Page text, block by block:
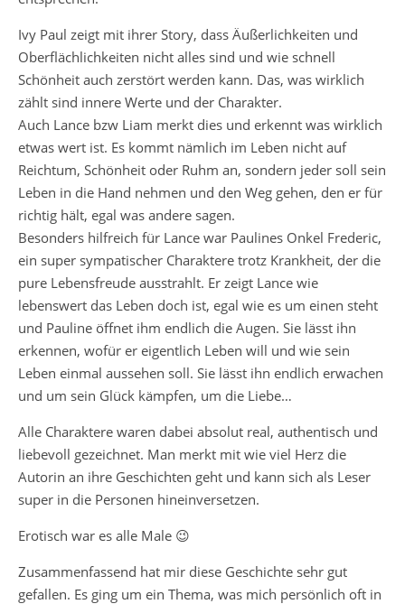
Ivy Paul zeigt mit ihrer Story, dass Äußerlichkeiten und
Oberflächlichkeiten nicht alles sind und wie schnell
Schönheit auch zerstört werden kann. Das, was wirklich
zählt sind innere Werte und der Charakter.
Auch Lance bzw Liam merkt dies und erkennt was wirklich
etwas wert ist. Es kommt nämlich im Leben nicht auf
Reichtum, Schönheit oder Ruhm an, sondern jeder soll sein
Leben in die Hand nehmen und den Weg gehen, den er für
richtig hält, egal was andere sagen.
Besonders hilfreich für Lance war Paulines Onkel Frederic,
ein super sympatischer Charaktere trotz Krankheit, der die
pure Lebensfreude ausstrahlt. Er zeigt Lance wie
lebenswert das Leben doch ist, egal wie es um einen steht
und Pauline öffnet ihm endlich die Augen. Sie lässt ihn
erkennen, wofür er eigentlich Leben will und wie sein
Leben einmal aussehen soll. Sie lässt ihn endlich erwachen
und um sein Glück kämpfen, um die Liebe…
Alle Charaktere waren dabei absolut real, authentisch und
liebevoll gezeichnet. Man merkt mit wie viel Herz die
Autorin an ihre Geschichten geht und kann sich als Leser
super in die Personen hineinversetzen.
Erotisch war es alle Male 😉
Zusammenfassend hat mir diese Geschichte sehr gut
gefallen. Es ging um ein Thema, was mich persönlich oft in